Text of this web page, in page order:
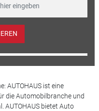
AUTOHAUS ist eine
die Automobilbranche und
AUTOHAUS bietet Auto